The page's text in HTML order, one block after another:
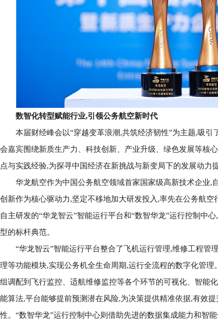
数智化转型赋能行业,引领公务航空新时代
本届财经峰会以“穿越变革浪潮,共筑经济韧性”为主题,吸引
会嘉宾围绕新质生产力、科技创新、产业升级、绿色发展等核
点与实践经验,为探寻中国经济在新挑战与新变局下的发展动力
华龙航空作为中国公务航空领域首家国家级高新技术企业,
创新作为核心驱动力,坚定不移地加大研发投入,率先在公务航空
自主研发的“华龙智云”智能运行平台和“数智华龙”运行控制中
型的标杆典范。
“华龙智云”智能运行平台整合了飞机运行管理,维修工程管
理等功能模块,实现公务机全生命周期,运行全流程的数字化管理
组调配到飞行监控、适航维修监控等各个环节的可视化、智能
能算法,平台能够提前预测潜在风险,为决策提供精准依据,有效
性。“数智华龙”运行控制中心则借助先进的数据集成能力和智